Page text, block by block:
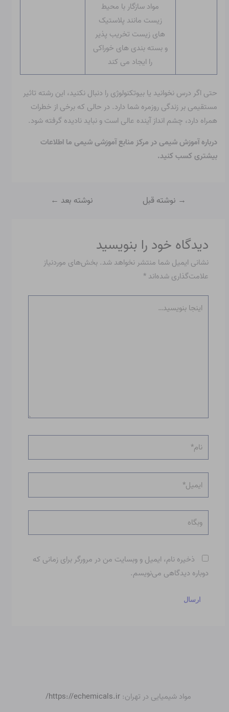
مواد سازگار با محیط
زیست مانند پلاستیک
های زیست تخریب پذیر
و بسته بندی های خوراکی
را ایجاد می کند
حتی اگر درس نخوانید یا بیوتکنولوژی را دنبال نکنید، این رشته تاثیر
مستقیمی بر زندگی روزمره شما دارد. در حالی که برخی از خطرات
همراه دارد، چشم انداز آینده عالی است و نباید نادیده گرفته شود.
درباره آموزش شیمی در مرکز منابع آموزشی شیمی ما اطلاعات
بیشتری کسب کنید.
→ نوشته قبل نوشته بعد ←
دیدگاه‌ خود را بنویسید
نشانی ایمیل شما منتشر نخواهد شد. بخش‌های موردنیاز
علامت‌گذاری شده‌اند*
بنویسید…
نام*
وبگاه
ذخیره نام، ایمیل و وبسایت من در مرورگر برای زمانی که
دوباره دیدگاهی می‌نویسم.
مواد شیمیایی در تهران: https://echemicals.ir/